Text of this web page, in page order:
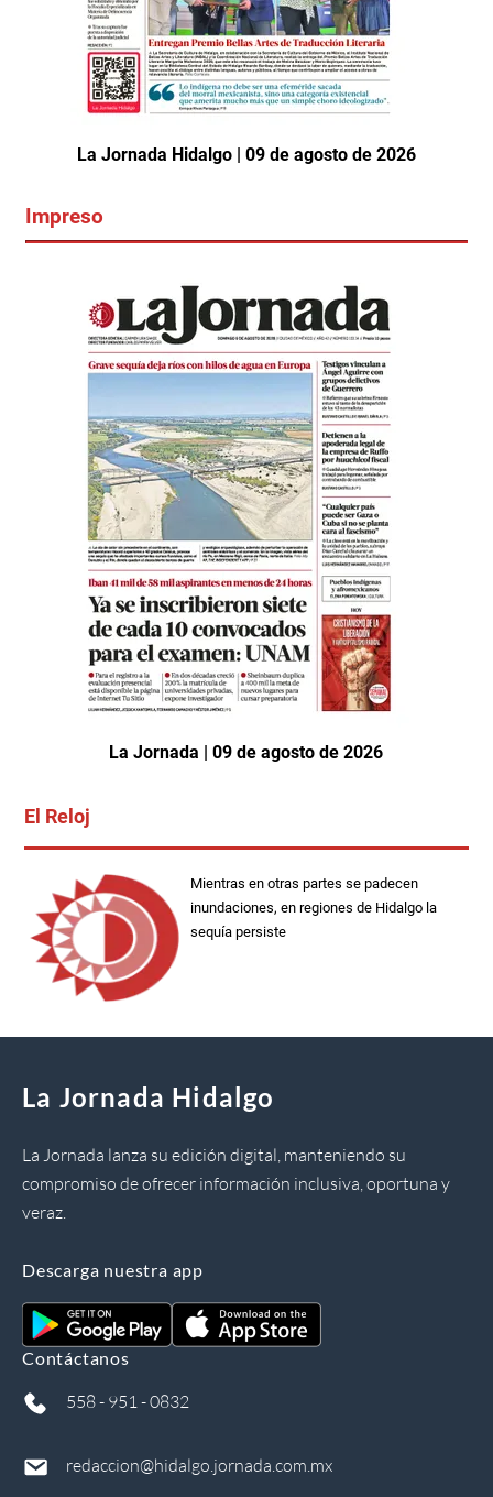
La Jornada Hidalgo | 09 de agosto de 2026
Impreso
La Jornada | 09 de agosto de 2026
El Reloj
Mientras en otras partes se padecen
inundaciones, en regiones de Hidalgo la
sequía persiste
La Jornada Hidalgo
La Jornada lanza su edición digital, manteniendo su
compromiso de ofrecer información inclusiva, oportuna y
veraz.
Descarga nuestra app
Contáctanos
558 - 951 - 0832
redaccion@hidalgo.jornada.com.mx